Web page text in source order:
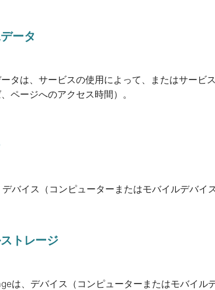
ータ
タは、サービスの使用によって、またはサービ
、ページへのアクセス時間）。
バイス（コンピューターまたはモバイルデバイ
トレージ
は、デバイス（コンピューターまたはモバイル